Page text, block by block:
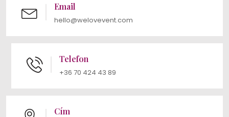
Email
hello@welovevent.com
Telefon
+36 70 424 43 89
Cím